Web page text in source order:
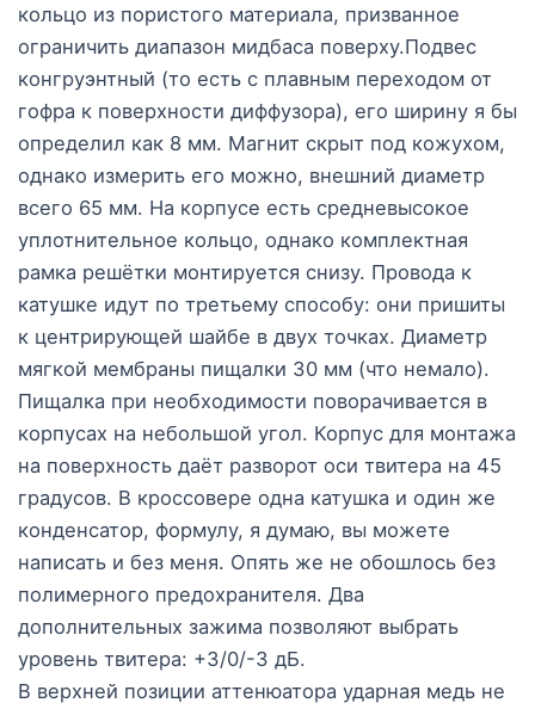
кольцо из пористого материала, призванное
ограничить диапазон мидбаса поверху.Подвес
конгруэнтный (то есть с плавным переходом от
гофра к поверхности диффузора), его ширину я бы
определил как 8 мм. Магнит скрыт под кожухом,
однако измерить его можно, внешний диаметр
всего 65 мм. На корпусе есть средневысокое
уплотнительное кольцо, однако комплектная
рамка решётки монтируется снизу. Провода к
катушке идут по третьему способу: они пришиты
к центрирующей шайбе в двух точках. Диаметр
мягкой мембраны пищалки 30 мм (что немало).
Пищалка при необходимости поворачивается в
корпусах на небольшой угол. Корпус для монтажа
на поверхность даёт разворот оси твитера на 45
градусов. В кроссовере одна катушка и один же
конденсатор, формулу, я думаю, вы можете
написать и без меня. Опять же не обошлось без
полимерного предохранителя. Два
дополнительных зажима позволяют выбрать
уровень твитера: +3/0/-3 дБ.
В верхней позиции аттенюатора ударная медь не